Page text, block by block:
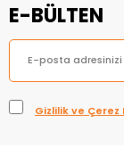
E-BÜLTEN
Gizlilik ve Çerez